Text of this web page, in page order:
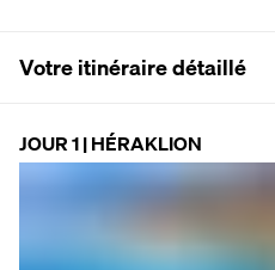
Votre itinéraire détaillé
JOUR 1 | HÉRAKLION